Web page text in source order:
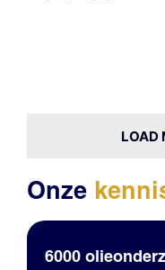
LOAD
Onze
6000